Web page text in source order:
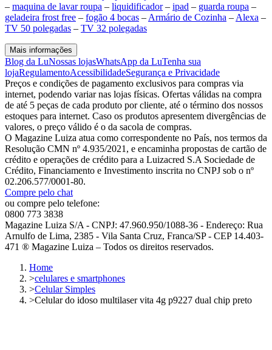
– maquina de lavar roupa – liquidificador– ipad – guarda roupa –
geladeira frost free – fogão 4 bocas – Armário de Cozinha – Alexa –
TV 50 polegadas – TV 32 polegadas
Mais informações
Blog da LuNossas lojasWhatsApp da LuTenha sua
lojaRegulamentoAcessibilidadeSegurança e Privacidade
Preços e condições de pagamento exclusivos para compras via
internet, podendo variar nas lojas físicas. Ofertas válidas na compra
de até 5 peças de cada produto por cliente, até o término dos nossos
estoques para internet. Caso os produtos apresentem divergências de
valores, o preço válido é o da sacola de compras.
O Magazine Luiza atua como correspondente no País, nos termos da
Resolução CMN nº 4.935/2021, e encaminha propostas de cartão de
crédito e operações de crédito para a Luizacred S.A Sociedade de
Crédito, Financiamento e Investimento inscrita no CNPJ sob o nº
02.206.577/0001-80.
Compre pelo chat
ou compre pelo telefone:
0800 773 3838
Magazine Luiza S/A - CNPJ: 47.960.950/1088-36 - Endereço: Rua
Arnulfo de Lima, 2385 - Vila Santa Cruz, Franca/SP - CEP 14.403-
471 ® Magazine Luiza – Todos os direitos reservados.
Home
>celulares e smartphones
>Celular Simples
>Celular do idoso multilaser vita 4g p9227 dual chip preto